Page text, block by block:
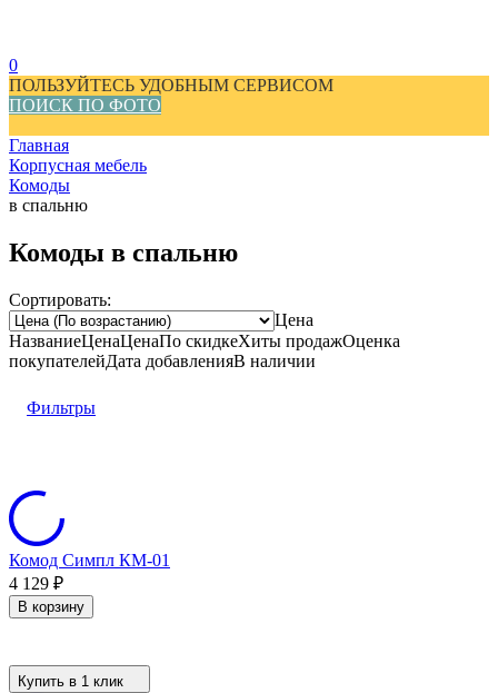
0
ПОЛЬЗУЙТЕСЬ УДОБНЫМ СЕРВИСОМ
ПОИСК ПО ФОТО
Главная
Корпусная мебель
Комоды
в спальню
Комоды в спальню
Сортировать:
Цена
НазваниеЦенаЦенаПо скидкеХиты продажОценка
покупателейДата добавленияВ наличии
Фильтры
Комод Симпл КМ-01
4 129 ₽
В корзину
Купить в 1 клик